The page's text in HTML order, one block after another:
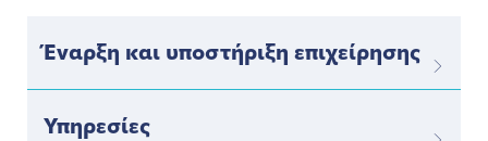
Έναρξη και υποστήριξη επιχείρησης
Υπηρεσίες